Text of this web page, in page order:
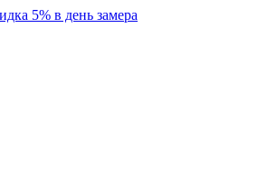
5% в день замера